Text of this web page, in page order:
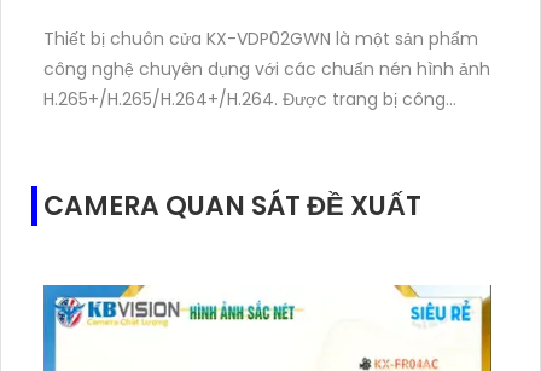
Thiết bị chuôn cửa KX-VDP02GWN là một sản phẩm
công nghệ chuyên dụng với các chuẩn nén hình ảnh
H.265+/H.265/H.264+/H.264. Được trang bị công
hoạt động xảy ra tại cửa ra vào. Với khả năng nén
hình ảnh thông minh, thiết bị KX-VDP02GWN giúp tiết
đảm bảo chất lượng hình ảnh sắc nét và rõ ràng.
CAMERA QUAN SÁT ĐỀ XUẤT